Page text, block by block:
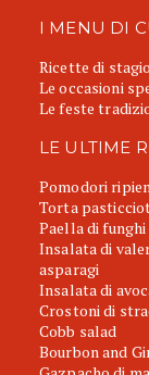
I MENU DI
Ricette di
Le occasioni
Le feste
LE ULTIME
Pomodori
Torta
Paella di
Insalata di
asparagi
Insalata di
Crostoni di
Cobb salad
Bourbon and